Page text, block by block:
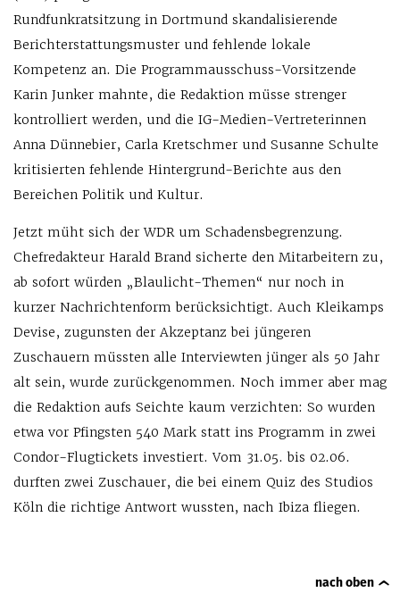
Rundfunkratsitzung in Dortmund skandalisierende
Berichterstattungsmuster und fehlende lokale
Kompetenz an. Die Programmausschuss-Vorsitzende
Karin Junker mahnte, die Redaktion müsse strenger
kontrolliert werden, und die IG-Medien-Vertreterinnen
Anna Dünnebier, Carla Kretschmer und Susanne Schulte
kritisierten fehlende Hintergrund-Berichte aus den
Bereichen Politik und Kultur.
Jetzt müht sich der WDR um Schadensbegrenzung.
Chefredakteur Harald Brand sicherte den Mitarbeitern zu,
ab sofort würden „Blaulicht-Themen“ nur noch in
kurzer Nachrichtenform berücksichtigt. Auch Kleikamps
Devise, zugunsten der Akzeptanz bei jüngeren
Zuschauern müssten alle Interviewten jünger als 50 Jahr
alt sein, wurde zurückgenommen. Noch immer aber mag
die Redaktion aufs Seichte kaum verzichten: So wurden
etwa vor Pfingsten 540 Mark statt ins Programm in zwei
Condor-Flugtickets investiert. Vom 31.05. bis 02.06.
durften zwei Zuschauer, die bei einem Quiz des Studios
Köln die richtige Antwort wussten, nach Ibiza fliegen.
nach oben